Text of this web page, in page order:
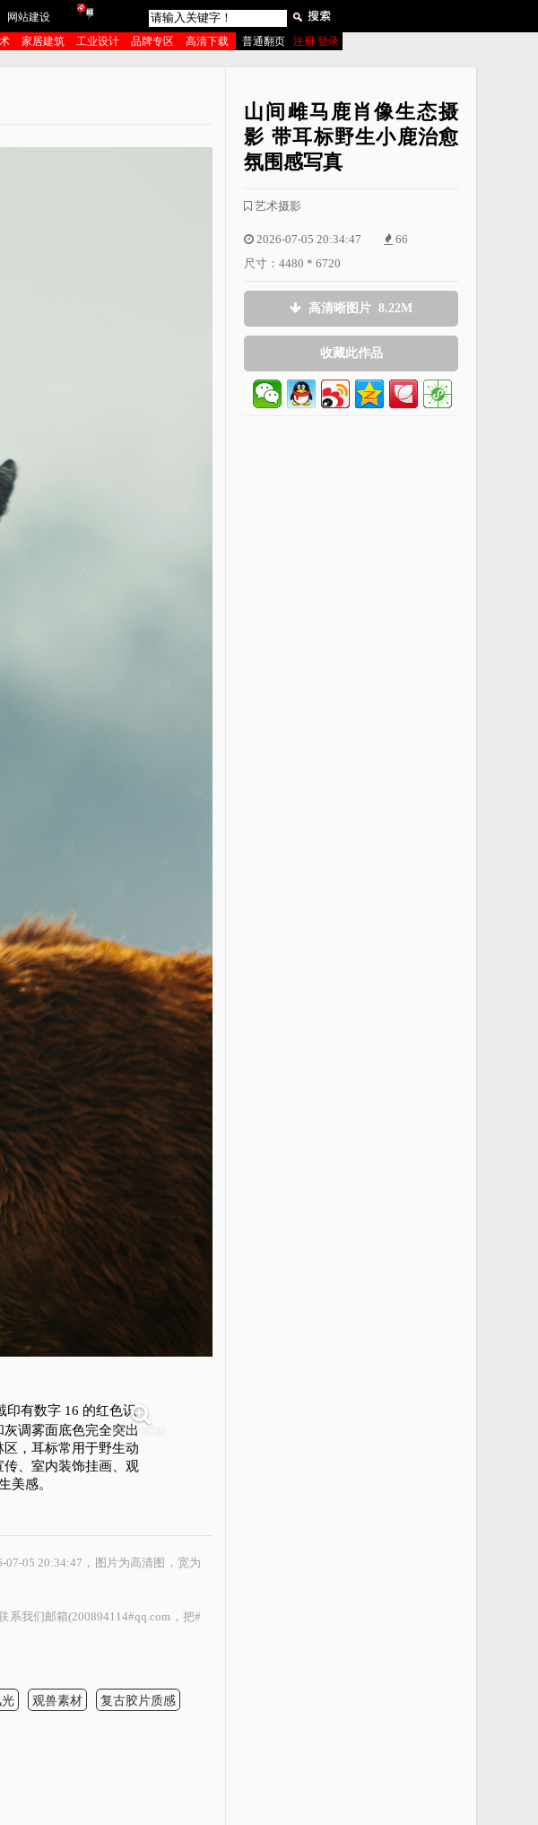
网站建设
家居建筑 工业设计 品牌专区 高清下载 注册 登录
普通翻页
山间雌马鹿肖像生态摄
影 带耳标野生小鹿治愈
氛围感写真
艺术摄影
2026-07-05 20:34:47
66
尺寸：4480 * 6720
高清晰图片 8.22M
收藏此作品
印有数字 16 的红色识
调雾面底色完全突出
，耳标常用于野生动
、室内装饰挂画、观
美感。
4480 * 6720
05 20:34:47，图片为高清图，宽为
我们邮箱(200894114#qq.com，把#
观兽素材 复古胶片质感